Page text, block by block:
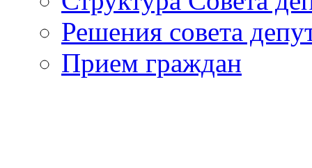
Решения совета
Прием граждан